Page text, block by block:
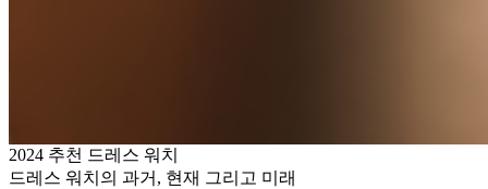
2024 추천 드레스 워치
드레스 워치의 과거, 현재 그리고 미래